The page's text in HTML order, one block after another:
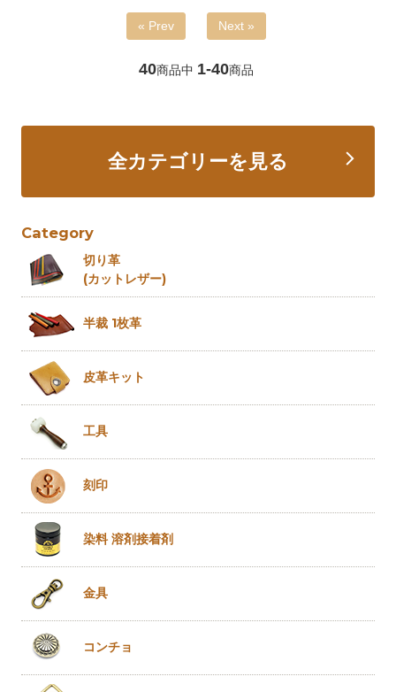
« Prev Next »
40商品中 1-40商品
全カテゴリーを見る
Category
切り革
(カットレザー)
半裁 1枚革
皮革キット
工具
刻印
染料 溶剤接着剤
金具
コンチョ